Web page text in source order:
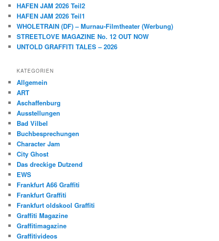
HAFEN JAM 2026 Teil2
HAFEN JAM 2026 Teil1
WHOLETRAIN (DF) – Murnau-Filmtheater (Werbung)
STREETLOVE MAGAZINE No. 12 OUT NOW
UNTOLD GRAFFITI TALES – 2026
KATEGORIEN
Allgemein
ART
Aschaffenburg
Ausstellungen
Bad Vilbel
Buchbesprechungen
Character Jam
City Ghost
Das dreckige Dutzend
EWS
Frankfurt A66 Graffiti
Frankfurt Graffiti
Frankfurt oldskool Graffiti
Graffiti Magazine
Graffitimagazine
Graffitivideos